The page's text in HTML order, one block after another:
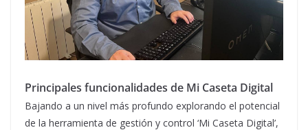
Principales funcionalidades de Mi Caseta Digital
Bajando a un nivel más profundo explorando el potencial
de la herramienta de gestión y control ‘Mi Caseta Digital’,